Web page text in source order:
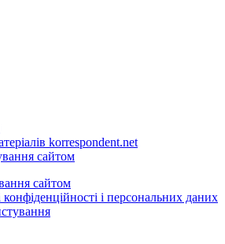
korrespondent.net
сайтом
сайтом
і персональних даних